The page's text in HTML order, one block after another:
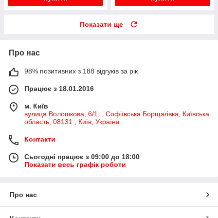
Показати ще
Про нас
98% позитивних з 188 відгуків за рік
Працює з 18.01.2016
м. Київ
вулиця Волошкова, 6/1, , Софіївська Борщагівка, Київська
область, 08131 , Київ, Україна
Контакти
Сьогодні працює з 09:00 до 18:00
Показати весь графік роботи
Про нас